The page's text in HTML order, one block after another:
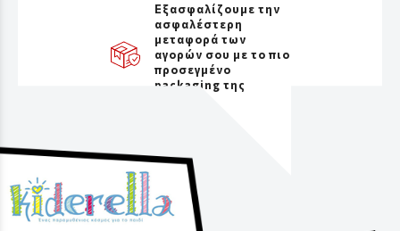
Εξασφαλίζουμε την
ασφαλέστερη
μεταφορά των
αγορών σου με το πιο
προσεγμένο
packaging της